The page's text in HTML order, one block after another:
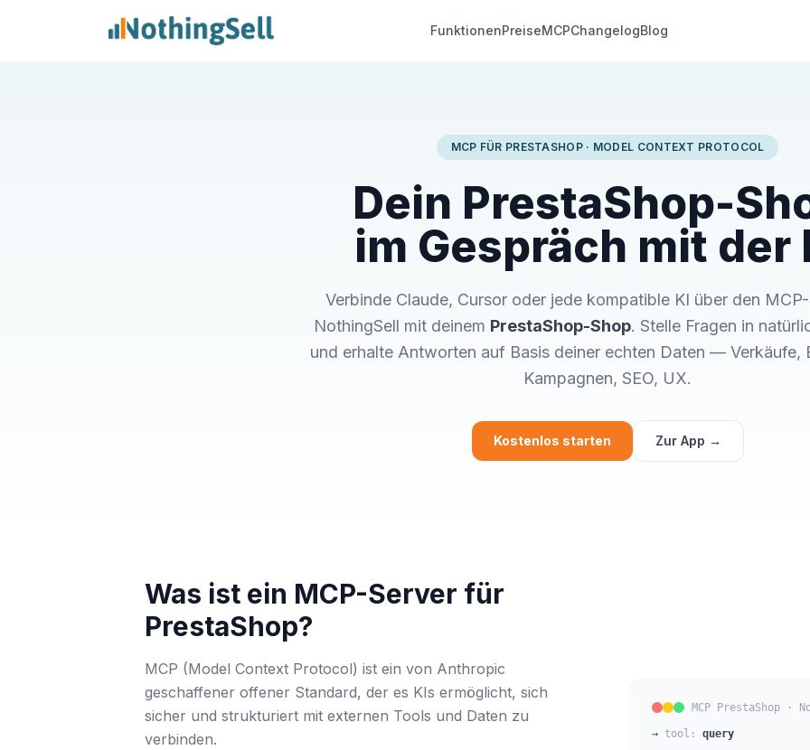
FunktionenPreiseMCPChangelogBlog
MCP FÜR PRESTASHOP · MODEL CONTEXT PROTOCOL
Dein PrestaShop-
im Gespräch mit der
Verbinde Claude, Cursor oder jede kompatible KI über den
NothingSell mit deinem PrestaShop-Shop. Stelle Fragen in
und erhalte Antworten auf Basis deiner echten Daten — Verkäufe,
Kampagnen, SEO, UX.
Kostenlos starten Zur App →
Was ist ein MCP-Server für
PrestaShop?
MCP (Model Context Protocol) ist ein von Anthropic
geschaffener offener Standard, der es KIs ermöglicht, sich
sicher und strukturiert mit externen Tools und Daten zu
verbinden.
MCP PrestaShop ·
→ tool:
query